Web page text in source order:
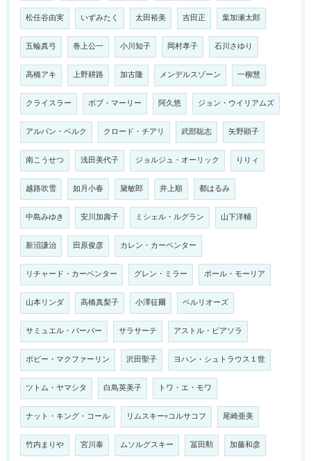
松任谷由実 いずみたく 太田裕美 吉田正 葉加瀬太郎
五輪真弓 巻上公一 小川知子 岡村孝子 石川さゆり
高橋アキ 上野耕路 加古隆 メンデルスゾーン 一柳慧
クライスラー ボブ・マーリー 阿久悠 ジョン・ウイリアムズ
アルバン・ベルク クロード・チアリ 武部聡志 矢野顕子
南こうせつ 浅田美代子 ジョルジュ・オーリック りりィ
越路吹雪 如月小春 黛敏郎 井上順 都はるみ
中島みゆき 安川加壽子 ミシェル・ルグラン 山下洋輔
新沼謙治 田原俊彦 カレン・カーペンター
リチャード・カーペンター グレン・ミラー ポール・モーリア
山本リンダ 高橋真梨子 小澤征爾 ベルリオーズ
サミュエル・バーバー サラサーテ アストル・ピアソラ
ボビー・マクファーリン 沢田聖子 ヨハン・シュトラウス１世
ツトム・ヤマシタ 白鳥英美子 トワ・エ・モワ
ナット・キング・コール リムスキー=コルサコフ 尾崎亜美
竹内まりや 宮川泰 ムソルグスキー 冨田勲 加藤和彦